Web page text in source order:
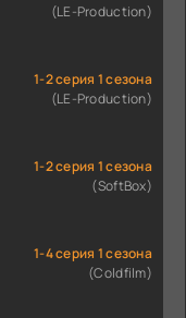
(LE-Production)
1-2 серия 1 сезона
(LE-Production)
1-2 серия 1 сезона
(SoftBox)
1-4 серия 1 сезона
(Coldfilm)